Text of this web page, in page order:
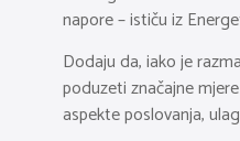
napore – ističu iz
Dodaju da, iako je
poduzeti značajne
aspekte poslovanja,